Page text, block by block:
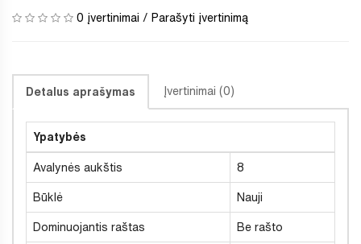
0 įvertinimai / Parašyti įvertinimą
Detalus aprašymas Įvertinimai (0)
Ypatybės
Avalynės aukštis 8
Būklė Nauji
Dominuojantis raštas Be rašto